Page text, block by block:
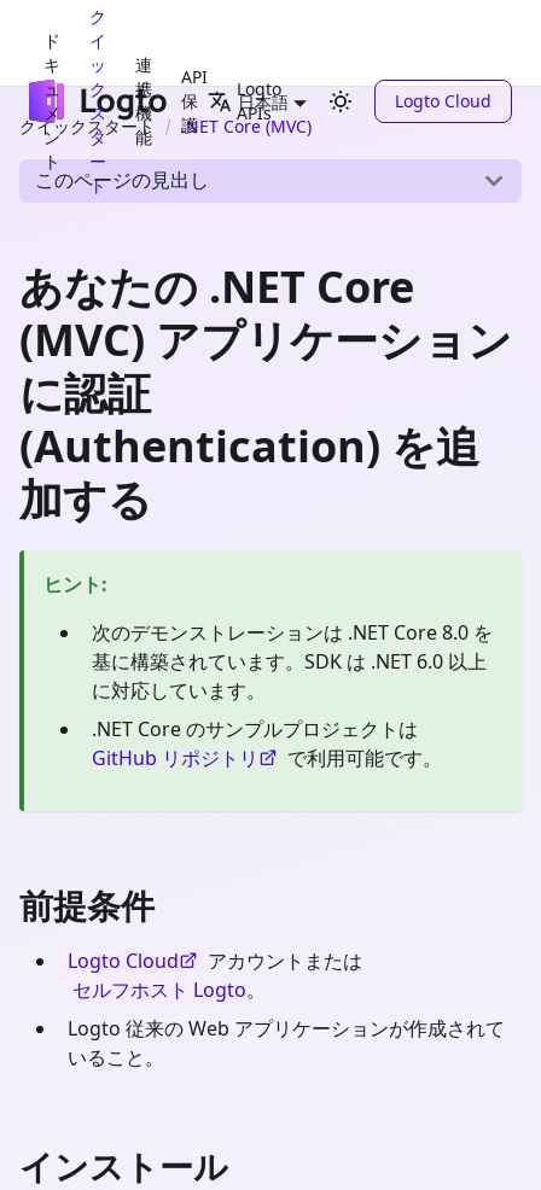
ド
キ
ュ
メ
ン
ト
ク
イ
ッ
ク
ス
タ
ー
ト
連
携
機
能
API
保
護
Logto
APIs
日本語
Logto Cloud
クイックスタート
.NET Core (MVC)
このページの見出し
あなたの .NET Core
(MVC) アプリケーション
に認証
(Authentication) を追
加する
ヒント:
次のデモンストレーションは .NET Core 8.0 を
基に構築されています。SDK は .NET 6.0 以上
に対応しています。
.NET Core のサンプルプロジェクトは
GitHub リポジトリ
で利用可能です。
前提条件
Logto Cloud
アカウントまたは
セルフホスト Logto。
Logto 従来の Web アプリケーションが作成されて
いること。
インストール